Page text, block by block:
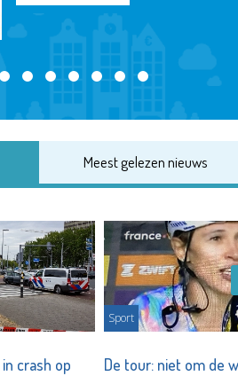
Bekijk de pagina
Meest gelezen nieuws
crash op
Sport
De tour: niet om de